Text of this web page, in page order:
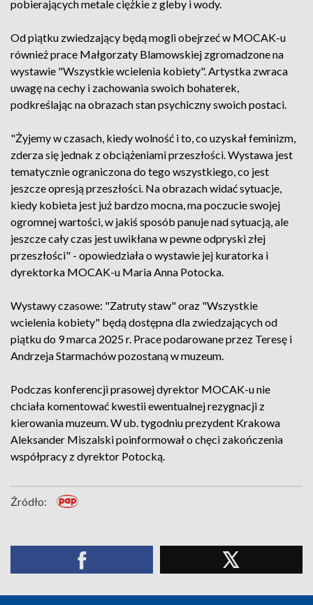
pobierających metale ciężkie z gleby i wody.
Od piątku zwiedzający będą mogli obejrzeć w MOCAK-u
również prace Małgorzaty Blamowskiej zgromadzone na
wystawie "Wszystkie wcielenia kobiety". Artystka zwraca
uwagę na cechy i zachowania swoich bohaterek,
podkreślając na obrazach stan psychiczny swoich postaci.
"Żyjemy w czasach, kiedy wolność i to, co uzyskał feminizm,
zderza się jednak z obciążeniami przeszłości. Wystawa jest
tematycznie ograniczona do tego wszystkiego, co jest
jeszcze opresją przeszłości. Na obrazach widać sytuacje,
kiedy kobieta jest już bardzo mocna, ma poczucie swojej
ogromnej wartości, w jakiś sposób panuje nad sytuacją, ale
jeszcze cały czas jest uwikłana w pewne odpryski złej
przeszłości" - opowiedziała o wystawie jej kuratorka i
dyrektorka MOCAK-u Maria Anna Potocka.
Wystawy czasowe: "Zatruty staw" oraz "Wszystkie
wcielenia kobiety" będą dostępna dla zwiedzających od
piątku do 9 marca 2025 r. Prace podarowane przez Teresę i
Andrzeja Starmachów pozostaną w muzeum.
Podczas konferencji prasowej dyrektor MOCAK-u nie
chciała komentować kwestii ewentualnej rezygnacji z
kierowania muzeum. W ub. tygodniu prezydent Krakowa
Aleksander Miszalski poinformował o chęci zakończenia
współpracy z dyrektor Potocką.
Źródło: